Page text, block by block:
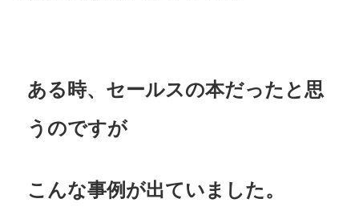
ある時、セールスの本だったと思
うのですが
こんな事例が出ていました。